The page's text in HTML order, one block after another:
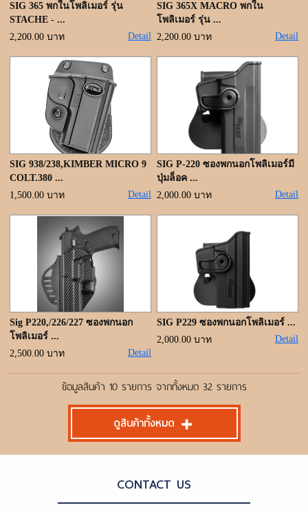
SIG 365 พกในโพลิเมอร์ รุ่น
STACHE - ...
2,200.00 บาท
Detail
SIG 365X MACRO พกใน
โพลิเมอร์ รุ่น ...
2,200.00 บาท
Detail
SIG 938/238,KIMBER MICRO 9
COLT.380 ...
1,500.00 บาท
Detail
SIG P-220 ซองพกนอกโพลิเมอร์มี
ปุ่มล็อค ...
2,000.00 บาท
Detail
Sig P220,/226/227 ซองพกนอก
โพลิเมอร์ ...
2,500.00 บาท
Detail
SIG P229 ซองพกนอกโพลิเมอร์ ...
2,000.00 บาท
Detail
ข้อมูลสินค้า 10 รายการ จากทั้งหมด 32 รายการ
ดูสินค้าทั้งหมด
CONTACT US